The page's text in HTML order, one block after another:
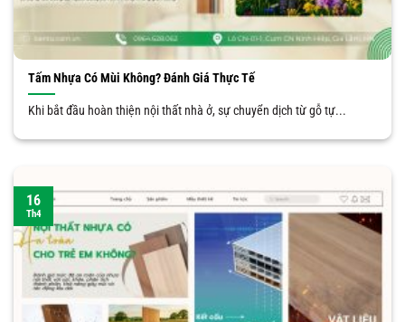
Tấm Nhựa Có Mùi Không? Đánh Giá Thực Tế
Khi bắt đầu hoàn thiện nội thất nhà ở, sự chuyển dịch từ gỗ tự...
16
Th4